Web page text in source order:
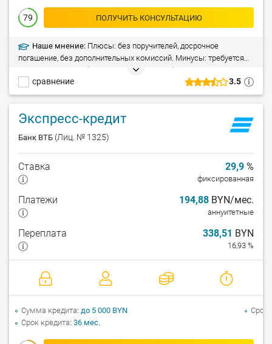
3.5
сравнение
79 ПОЛУЧИТЬ КОНСУЛЬТАЦИЮ
Наше мнение: Плюсы: без поручителей, досрочное
погашение, без дополнительных комиссий. Минусы: требуется
справка о доходах (за последние 3 месяца). Ограничения:
минимальный возраст заемщика – 25 лет.
Экспресс-кредит
Банк ВТБ (Лиц. № 1325)
Ставка 29,9 %
фиксированная
Платежи 194,88 BYN/мес.
аннуитетные
Переплата 338,51 BYN
16,93 %
Сумма кредита до 5 000 BYN
Срок кредита 36 мес.
Срок